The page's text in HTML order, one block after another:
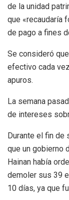
de la unidad
que «recaudaría
de pago a fines
Se consideró
efectivo cada
apuros.
La semana
de intereses
Durante el fin de
que un gobierno
Hainan había
demoler sus 39
10 días, ya que